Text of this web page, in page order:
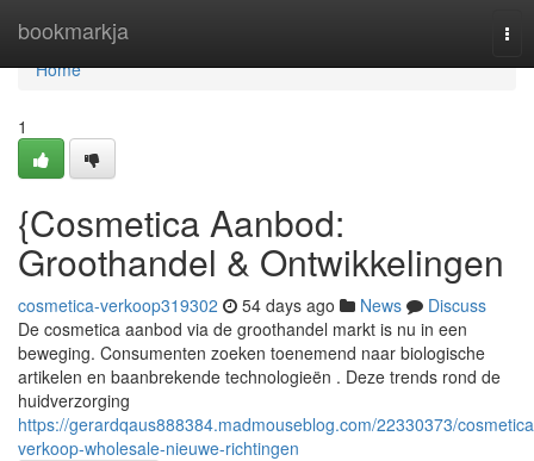
bookmarkja
Home
Home
1
{Cosmetica Aanbod:
Groothandel & Ontwikkelingen
cosmetica-verkoop319302 54 days ago News
Discuss
De cosmetica aanbod via de groothandel markt is nu in een
beweging. Consumenten zoeken toenemend naar biologische
artikelen en baanbrekende technologieën . Deze trends rond de
huidverzorging
https://gerardqaus888384.madmouseblog.com/22330373/
verkoop-wholesale-nieuwe-richtingen